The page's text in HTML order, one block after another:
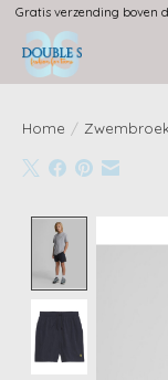
Gratis verzending boven
Home /